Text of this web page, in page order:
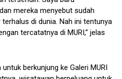
mereka menyebut sudah
di dunia. Nah ini tentunya
tercatatnya di MURI,” jelas
berkunjung ke Galeri MURI